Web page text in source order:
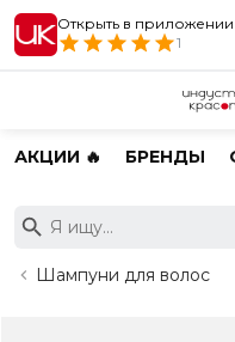
Открыть в приложении
1
АКЦИИ 🔥 БРЕНДЫ
Шампуни для волос